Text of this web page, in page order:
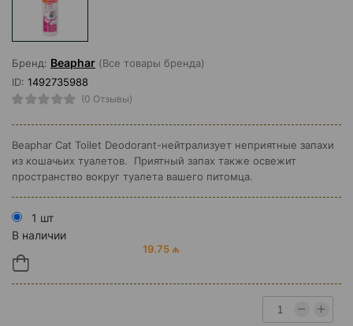
Бренд: Beaphar (Все товары бренда)
ID: 1492735988
(0 Отзывы)
Beaphar Cat Toilet Deodorant-нейтрализует неприятные запахи
из кошачьих туалетов. Приятный запах также освежит
пространство вокруг туалета вашего питомца.
1 шт
В наличии
19.75 ₼